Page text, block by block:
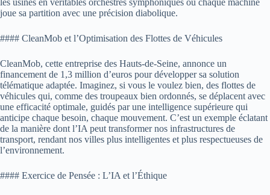
les usines en véritables orchestres symphoniques où chaque machine
joue sa partition avec une précision diabolique.
#### CleanMob et l’Optimisation des Flottes de Véhicules
CleanMob, cette entreprise des Hauts-de-Seine, annonce un
financement de 1,3 million d’euros pour développer sa solution
télématique adaptée. Imaginez, si vous le voulez bien, des flottes de
véhicules qui, comme des troupeaux bien ordonnés, se déplacent avec
une efficacité optimale, guidés par une intelligence supérieure qui
anticipe chaque besoin, chaque mouvement. C’est un exemple éclatant
de la manière dont l’IA peut transformer nos infrastructures de
transport, rendant nos villes plus intelligentes et plus respectueuses de
l’environnement.
#### Exercice de Pensée : L’IA et l’Éthique